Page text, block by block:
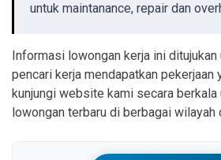
untuk maintanance, repair dan
Informasi lowongan kerja ini
pencari kerja mendapatkan pekerjaan
kunjungi website kami secara
lowongan terbaru di berbagai wilayah